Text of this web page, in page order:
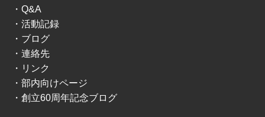
Q&A
活動記録
ブログ
連絡先
リンク
部内向けページ
創立60周年記念ブログ